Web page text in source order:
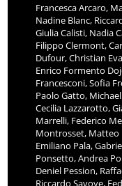
Francesca Arcaro,
Nadine Blanc,
Giulia Calisti, Nadia
Filippo Clermont,
Dufour, Christian
Enrico Formento
Francesconi, Sofia
Paolo Gatto,
Cecilia Lazzarotto,
Marrelli, Federico
Montrosset, Matteo
Emiliano Pala,
Ponsetto, Andrea
Deniel Pession,
Riccardo Savoye,